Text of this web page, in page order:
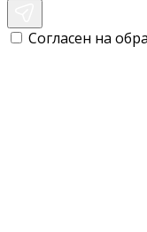
Согласен на